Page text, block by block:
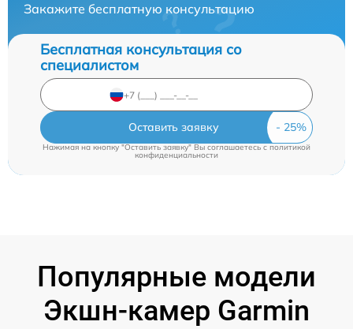
Закажите бесплатную консультацию
Бесплатная консультация со
специалистом
Оставить заявку
Нажимая на кнопку "Оставить заявку" Вы соглашаетесь c политикой
конфиденциальности
Популярные модели
Экшн-камер Garmin